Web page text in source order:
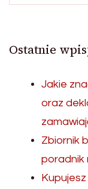
Ostatnie
Jakie
oraz
Zbiornik
poradnik